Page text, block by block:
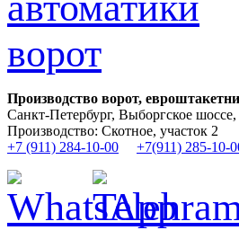
Производство ворот,
Санкт-Петербург, Выборгское
Производство: Скотное, участок 2
+7 (911) 284-10-00
+7(911) 285-10-